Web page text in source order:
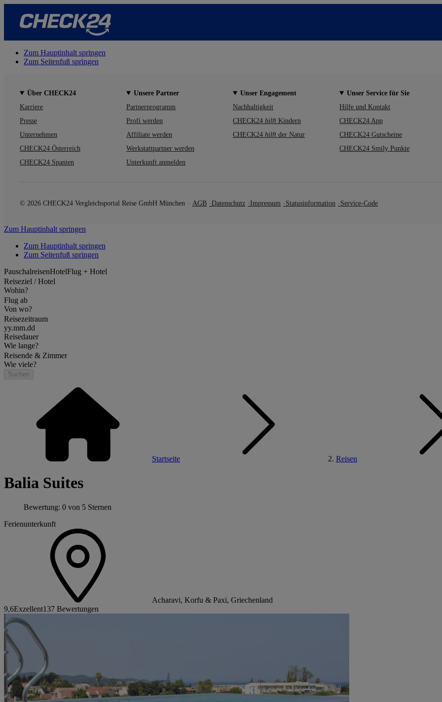
Zum Hauptinhalt springen
Zum Seitenfuß springen
Über CHECK24
Karriere
Presse
Unternehmen
CHECK24 Österreich
CHECK24 Spanien
Unsere Partner
Partnerprogramm
Profi werden
Affiliate werden
Werkstattpartner werden
Unterkunft anmelden
Unser Engagement
Nachhaltigkeit
CHECK24 hilft Kindern
CHECK24 hilft der Natur
Unser Service für Sie
Hilfe und Kontakt
CHECK24 App
CHECK24 Gutscheine
CHECK24 Smily Punkte
© 2026 CHECK24 Vergleichsportal Reise GmbH München AGB Datenschutz Impressum Statusinformation Service-Code
Zum Hauptinhalt springen
Zum Hauptinhalt springen
Zum Seitenfuß springen
PauschalreisenHotelFlug + Hotel
Reiseziel / Hotel
Wohin?
Flug ab
Von wo?
Reisezeitraum
yy.mm.dd
Reisedauer
Wie lange?
Reisende & Zimmer
Wie viele?
Suchen
Startseite Reisen
Balia Suites
Bewertung: 0 von 5 Sternen
Ferienunterkunft
Acharavi, Korfu & Paxi, Griechenland
9,6Exzellent137 Bewertungen